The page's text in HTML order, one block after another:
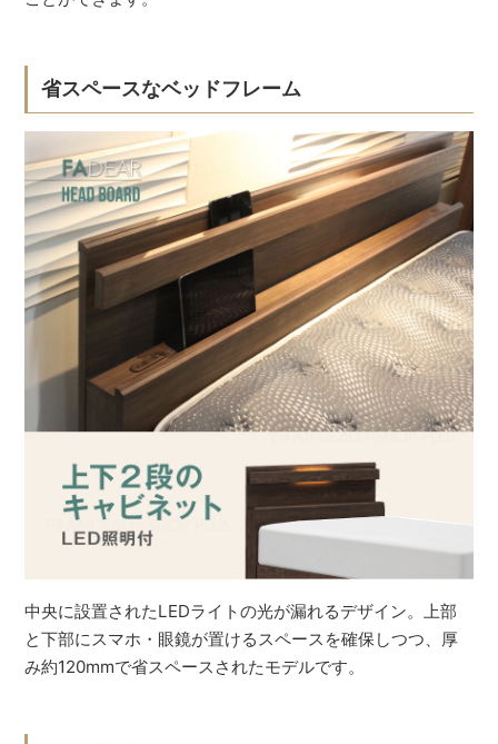
省スペースなベッドフレーム
中央に設置されたLEDライトの光が漏れるデザイン。上部
と下部にスマホ・眼鏡が置けるスペースを確保しつつ、厚
み約120mmで省スペースされたモデルです。